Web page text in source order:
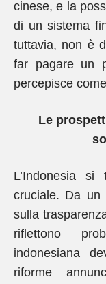
cinese, e la
di un sistema
tuttavia, non è
far pagare un
percepisce
Le
L’Indonesia
cruciale. Da un
sulla
riflettono
indonesiana
riforme